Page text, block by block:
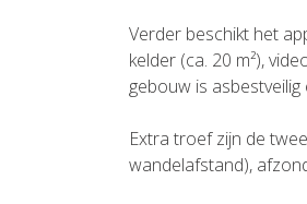
Verder beschikt het
kelder (ca. 20 m²),
gebouw is
Extra troef zijn de
wandelafstand),